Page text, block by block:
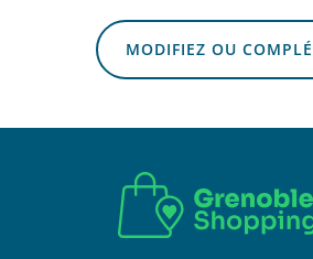
MODIFIEZ OU